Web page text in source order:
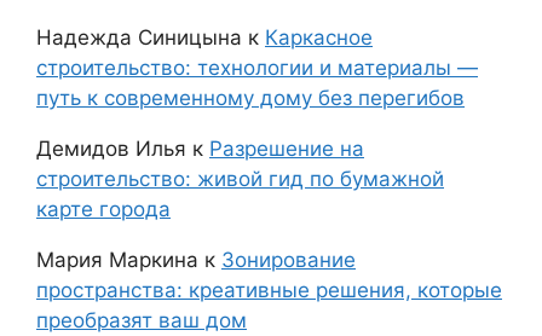
Надежда Синицына к Каркасное
строительство: технологии и материалы —
путь к современному дому без перегибов
Демидов Илья к Разрешение на
строительство: живой гид по бумажной
карте города
Мария Маркина к Зонирование
пространства: креативные решения, которые
преобразят ваш дом